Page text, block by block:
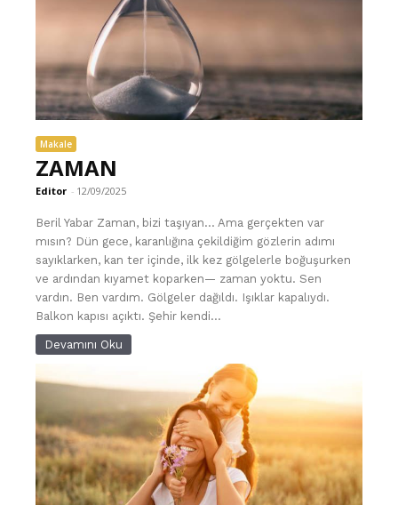
Makale
ZAMAN
Editor - 12/09/2025
Beril Yabar Zaman, bizi taşıyan… Ama gerçekten var
mısın? Dün gece, karanlığına çekildiğim gözlerin adımı
sayıklarken, kan ter içinde, ilk kez gölgelerle boğuşurken
ve ardından kıyamet koparken— zaman yoktu. Sen
vardın. Ben vardım. Gölgeler dağıldı. Işıklar kapalıydı.
Balkon kapısı açıktı. Şehir kendi...
Devamını Oku